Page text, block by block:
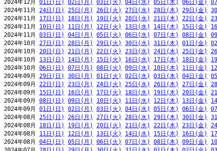
2024年12月 01日(日) 02日(月) 03日(火) 04日(水) 05日(木) 06日(金)
2024年11月 24日(日) 25日(月) 26日(火) 27日(水) 28日(木) 29日(金)
2024年11月 17日(日) 18日(月) 19日(火) 20日(水) 21日(木) 22日(金)
2024年11月 10日(日) 11日(月) 12日(火) 13日(水) 14日(木) 15日(金)
2024年11月 03日(日) 04日(月) 05日(火) 06日(水) 07日(木) 08日(金)
2024年10月 27日(日) 28日(月) 29日(火) 30日(水) 31日(木) 01日(金)
2024年10月 20日(日) 21日(月) 22日(火) 23日(水) 24日(木) 25日(金)
2024年10月 13日(日) 14日(月) 15日(火) 16日(水) 17日(木) 18日(金)
2024年10月 06日(日) 07日(月) 08日(火) 09日(水) 10日(木) 11日(金)
2024年09月 29日(日) 30日(月) 01日(火) 02日(水) 03日(木) 04日(金)
2024年09月 22日(日) 23日(月) 24日(火) 25日(水) 26日(木) 27日(金)
2024年09月 15日(日) 16日(月) 17日(火) 18日(水) 19日(木) 20日(金)
2024年09月 08日(日) 09日(月) 10日(火) 11日(水) 12日(木) 13日(金)
2024年09月 01日(日) 02日(月) 03日(火) 04日(水) 05日(木) 06日(金)
2024年08月 25日(日) 26日(月) 27日(火) 28日(水) 29日(木) 30日(金)
2024年08月 18日(日) 19日(月) 20日(火) 21日(水) 22日(木) 23日(金)
2024年08月 11日(日) 12日(月) 13日(火) 14日(水) 15日(木) 16日(金)
2024年08月 04日(日) 05日(月) 06日(火) 07日(水) 08日(木) 09日(金)